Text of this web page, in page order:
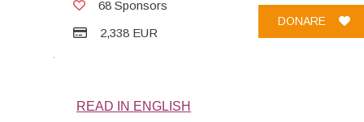
68 Sponsors
2,338 EUR
DONARE
READ IN ENGLISH